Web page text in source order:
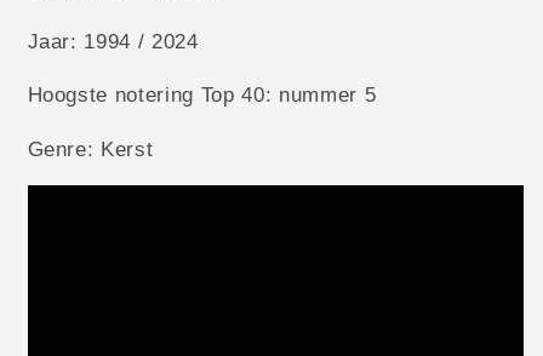
Jaar: 1994 / 2024
Hoogste notering Top 40: nummer 5
Genre: Kerst